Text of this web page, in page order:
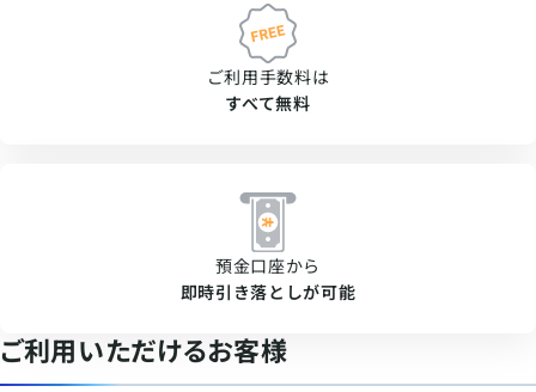
ご利用手数料は
すべて無料
預金口座から
即時引き落としが可能
ご利用いただけるお客様